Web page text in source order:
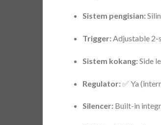
Sistem pengisian:
Trigger:Adjustable 2-
Sistem kokang:Side
Regulator:✅ Ya
Silencer:Built-in